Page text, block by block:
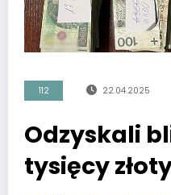
112 22.04.2025
Odzyskali
tysięcy